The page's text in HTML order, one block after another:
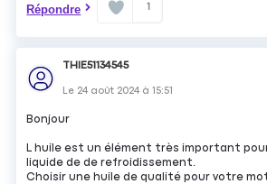
Répondre 1
THIE51134545
Le 24 août 2024 à15:51
Bonjour
L huile est un élément très important
liquide de de refroidissement.
Choisir une huile de qualité pour votre